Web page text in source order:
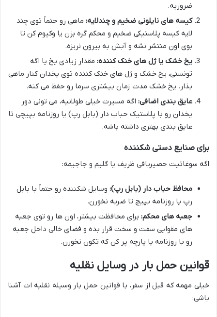
ضروریه.
کیسه های نایلونی ضخیم و چندلایه: ماهی رو حتماً توی چند
لایه کیسه پلاستیکی ضخیم و محکم گره بزن یا وکیوم کن تا
بوی اون منتشر نشه و آبش به بیرون نریزه.
یخ خشک یا ژل های خنک کننده: مقدار زیادی یخ یا اگه
تونستی، یخ خشک و ژل های خنک کننده توی یخدان کنار ماهی
بذار. یخ خشک مدت زمان بیشتری سرما رو حفظ می کنه.
عایق بندی اضافی: اگه مسیرت خیلی طولانیه، می تونی دور
یخدان رو با پلاستیک حباب دار (بابل رپ) یا روزنامه بپیچی تا
عایق بندی بهتری داشته باشه.
برای صنایع دستی شکننده
اگه سوغاتیت حصیربافی ظریف یا گلیم و جاجیمه:
محافظ حباب دار (بابل رپ): وسایل شکننده رو حتماً با بابل
رپ یا روزنامه بپیچ تا ضربه نخورن.
جعبه های محکم: برای محافظت بیشتر، اون ها رو توی جعبه
های مقوایی سفت و سخت قرار بده و فضای خالی داخل جعبه
رو با روزنامه یا پارچه پر کن که تکون نخورن.
قوانین حمل بار در وسایل نقلیه
خیلی مهمه که قبل از سفر، با قوانین حمل بار وسیله نقلیه ات آشنا
باشی: